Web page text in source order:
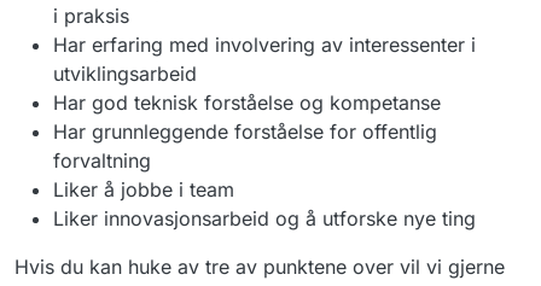
i praksis​
Har erfaring med involvering av interessenter i
utviklingsarbeid​
Har god teknisk forståelse og kompetanse ​
Har grunnleggende forståelse for offentlig
forvaltning ​
Liker å jobbe i team​
Liker innovasjonsarbeid og å utforske nye ting
Hvis du kan huke av tre av punktene over vil vi gjerne